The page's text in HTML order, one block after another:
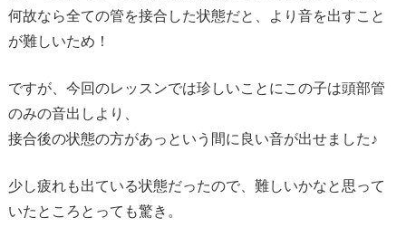
何故なら全ての管を接合した状態だと、より音を出すこと
が難しいため！
ですが、今回のレッスンでは珍しいことにこの子は頭部管
のみの音出しより、
接合後の状態の方があっという間に良い音が出せました♪
少し疲れも出ている状態だったので、難しいかなと思って
いたところとっても驚き。